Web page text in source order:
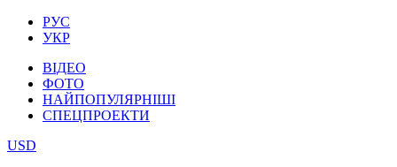
РУС
УКР
ВІДЕО
ФОТО
НАЙПОПУЛЯРНІШІ
СПЕЦПРОЕКТИ
USD